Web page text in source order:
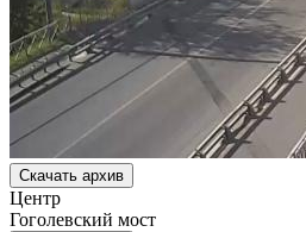
Скачать архив
Центр
Гоголевский мост